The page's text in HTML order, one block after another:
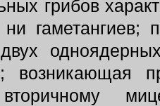
грибов
ни гаметангиев;
возникающая